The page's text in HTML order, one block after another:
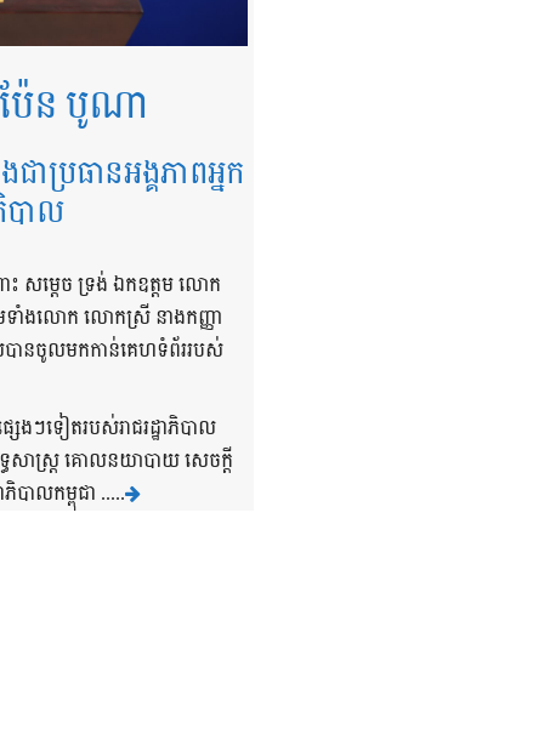
ែន បូណា
ជាប្រធានអង្គភាពអ្នក
បាល
សម្តេច ទ្រង់ ឯកឧត្តម លោក
ទាំងលោក លោកស្រី នាងកញ្ញា
បានចូលមកកាន់គេហទំព័ររបស់
ងៗទៀតរបស់រាជរដ្ឋាភិបាល
ាស្រ្ត គោលនយាបាយ សេចក្តី
បាលកម្ពុជា .....